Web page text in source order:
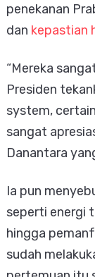
penekanan
dan kepastian
“Mereka
Presiden
system,
sangat
Danantara
Ia pun
seperti energi
hingga
sudah